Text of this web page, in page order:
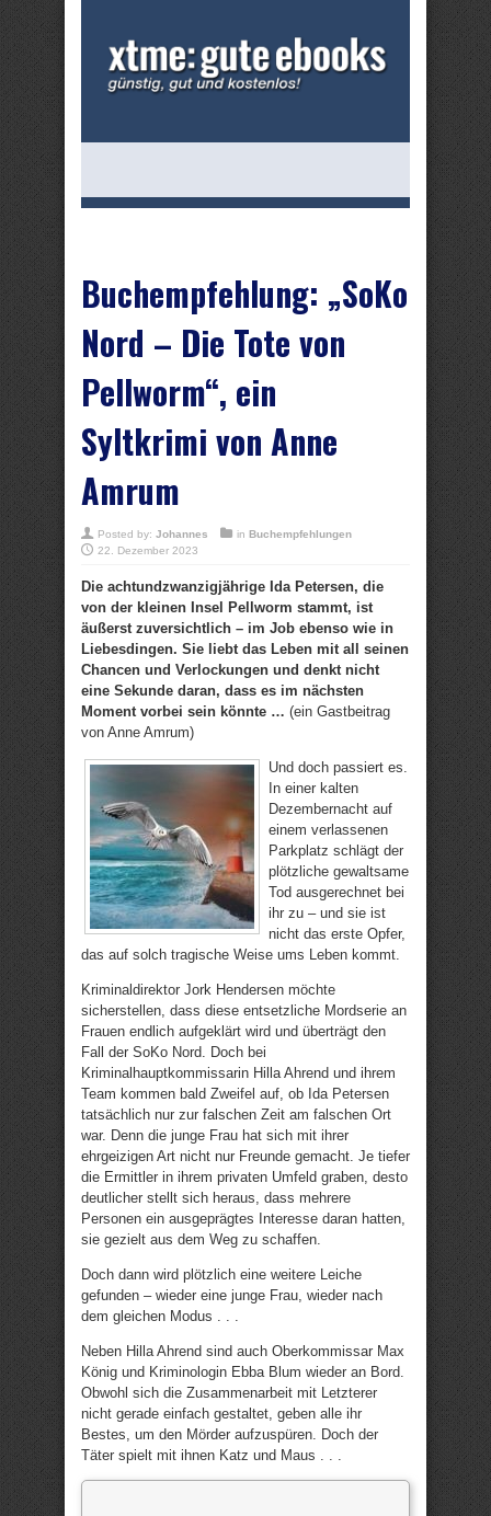
Buchempfehlung: „SoKo
Nord – Die Tote von
Pellworm“, ein
Syltkrimi von Anne
Amrum
Posted by: Johannes in Buchempfehlungen
22. Dezember 2023
Die achtundzwanzigjährige Ida Petersen, die
von der kleinen Insel Pellworm stammt, ist
äußerst zuversichtlich – im Job ebenso wie in
Liebesdingen. Sie liebt das Leben mit all seinen
Chancen und Verlockungen und denkt nicht
eine Sekunde daran, dass es im nächsten
Moment vorbei sein könnte … (ein Gastbeitrag
von Anne Amrum)
Und doch passiert es.
In einer kalten
Dezembernacht auf
einem verlassenen
Parkplatz schlägt der
plötzliche gewaltsame
Tod ausgerechnet bei
ihr zu – und sie ist
nicht das erste Opfer,
das auf solch tragische Weise ums Leben kommt.
Kriminaldirektor Jork Hendersen möchte
sicherstellen, dass diese entsetzliche Mordserie an
Frauen endlich aufgeklärt wird und überträgt den
Fall der SoKo Nord. Doch bei
Kriminalhauptkommissarin Hilla Ahrend und ihrem
Team kommen bald Zweifel auf, ob Ida Petersen
tatsächlich nur zur falschen Zeit am falschen Ort
war. Denn die junge Frau hat sich mit ihrer
ehrgeizigen Art nicht nur Freunde gemacht. Je tiefer
die Ermittler in ihrem privaten Umfeld graben, desto
deutlicher stellt sich heraus, dass mehrere
Personen ein ausgeprägtes Interesse daran hatten,
sie gezielt aus dem Weg zu schaffen.
Doch dann wird plötzlich eine weitere Leiche
gefunden – wieder eine junge Frau, wieder nach
dem gleichen Modus . . .
Neben Hilla Ahrend sind auch Oberkommissar Max
König und Kriminologin Ebba Blum wieder an Bord.
Obwohl sich die Zusammenarbeit mit Letzterer
nicht gerade einfach gestaltet, geben alle ihr
Bestes, um den Mörder aufzuspüren. Doch der
Täter spielt mit ihnen Katz und Maus . . .